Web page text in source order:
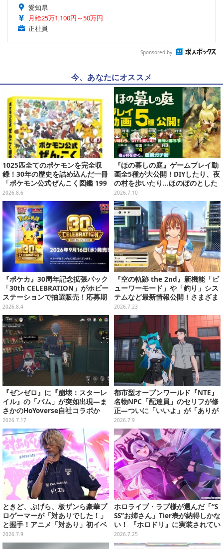
愛知県
月給25万1,100円～50万円
正社員
Sponsored by
今、あなたにオススメ
1025匹全てのポケモンを完全収
録！30年の歴史を詰め込んだ一冊
「ポケモン公式ぜんこく図鑑 199
6-2026」が大ボリューム
2026.8.6
『ほの暮しの庭』ゲームプレイ動
画全5種が大公開！DIYしたり、夜
の村を歩いたり…ほのぼのとした
田舎暮らしを楽しめる
2026.7.10
『ポケカ』30周年記念拡張パック
「30th CELEBRATION」がホビー
ステーションで抽選販売！応募期
間は8月6日23時59分まで
2026.8.4
『空の軌跡 the 2nd』新機能「ビ
ューワーモード」や「釣り」シス
テムなど最新情報公開！さまざま
なシチュエーションで鑑賞＆撮影
可能
2026.7.23
『ゼンゼロ』に『崩壊：スターレ
イル』の「パム」が突如出現―ま
さかのHoYoverse自社コラボか
2026.7.17
都市型オープンワールド『NTE』
名物NPC「配達員」のセリフが修
正―ついに「いいよ」が「ありが
とう」になるも、なんだか中途半
端
2026.7.9
ときど、ぷげら、板ザンら豪華プ
ロゲーマーが「対ありでした！」
と握手！アニメ「対あり」初イベ
ントが格ゲー愛に溢れすぎていた
【レポ】
2026.7.9
ホロライブ・ラプ様が選んだ「“S
SS”お姉さん」Tier表が納得しかな
い！ 『ホロドリ』に実装されてい
るお姉さんイラストを振り返り
2026.7.25